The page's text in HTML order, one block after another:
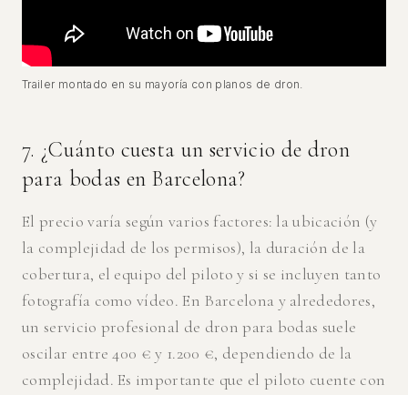
Trailer montado en su mayoría con planos de dron.
7. ¿Cuánto cuesta un servicio de dron
para bodas en Barcelona?
El precio varía según varios factores: la ubicación (y
la complejidad de los permisos), la duración de la
cobertura, el equipo del piloto y si se incluyen tanto
fotografía como vídeo. En Barcelona y alrededores,
un servicio profesional de dron para bodas suele
oscilar entre 400 € y 1.200 €, dependiendo de la
complejidad. Es importante que el piloto cuente con